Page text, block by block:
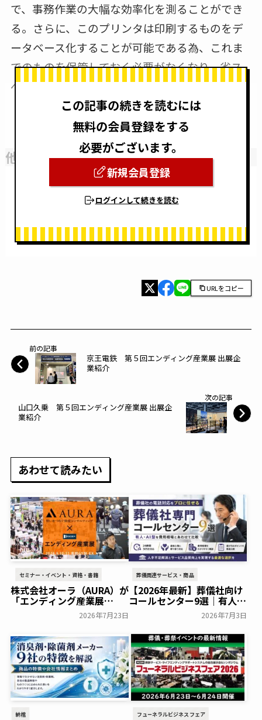
で、事務作業の大幅な効率化を測ることができ
る。さらに、このプリンタは印刷するものをデ
ータベース化することが可能である為、これま
でのものを保管しておく必要がなくなり、省ス
ペース化することを可能にした。
他社との違いや今後の予定・目標
この記事の続きを読むには
無料の会員登録をする
必要がございます。
新規会員登録
ログインして続きを読む
URLをコピー
前の記事
京王電鉄 第５回エンディング産業展 出展企
業紹介
次の記事
山口久乗 第５回エンディング産業展 出展企
業紹介
あわせて読みたい
セミナー・イベント・資格・書籍
株式会社オーラ（AURA）が
「エンディング産業展
2026」の冠スポンサーに決
定～エンディング産業展実
2026年7月23日
葬儀関連サービス・商品
【2026年最新】葬儀社向け
コールセンター9選｜有人・
AI型を費用相場とあわせて
2026年7月3日
納棺 フューネラルビジネスフェア